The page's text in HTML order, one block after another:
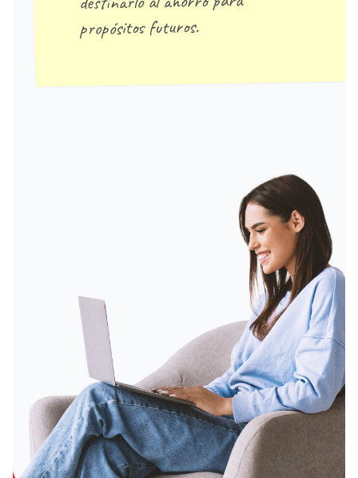
propósitos futuros.